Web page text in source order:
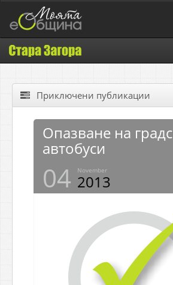
Приключени публикации
Опазване на
автобуси
04 November
2013